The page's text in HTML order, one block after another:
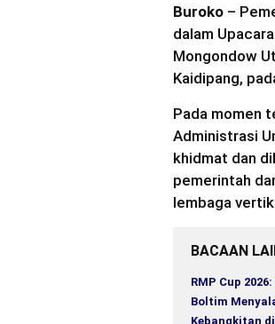
Buroko –
dalam
Mongondow
Kaidipang,
Pada momen
Administrasi
khidmat dan
pemerintah
lembaga
BACAAN
RMP Cup
Boltim
Kebangkitan